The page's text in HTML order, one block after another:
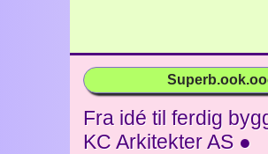
Fra idé til ferdig
KC Arkitekter AS ●